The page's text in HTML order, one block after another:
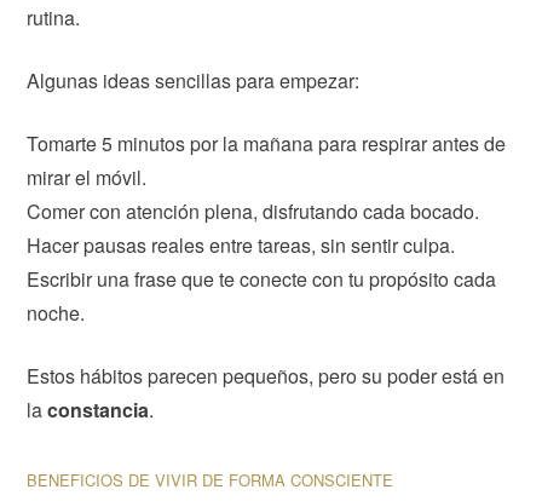
rutina.
Algunas ideas sencillas para empezar:
Tomarte 5 minutos por la mañana para respirar antes de
mirar el móvil.
Comer con atención plena, disfrutando cada bocado.
Hacer pausas reales entre tareas, sin sentir culpa.
Escribir una frase que te conecte con tu propósito cada
noche.
Estos hábitos parecen pequeños, pero su poder está en
laconstancia.
BENEFICIOS DE VIVIR DE FORMA CONSCIENTE